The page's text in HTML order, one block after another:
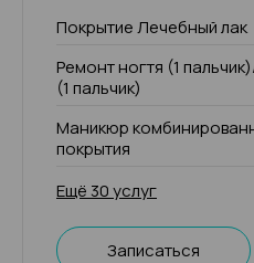
Покрытие Лечебный лак
Ремонт ногтя (1
(1 пальчик)
Маникюр
покрытия
Ещё 30 услуг
Записаться